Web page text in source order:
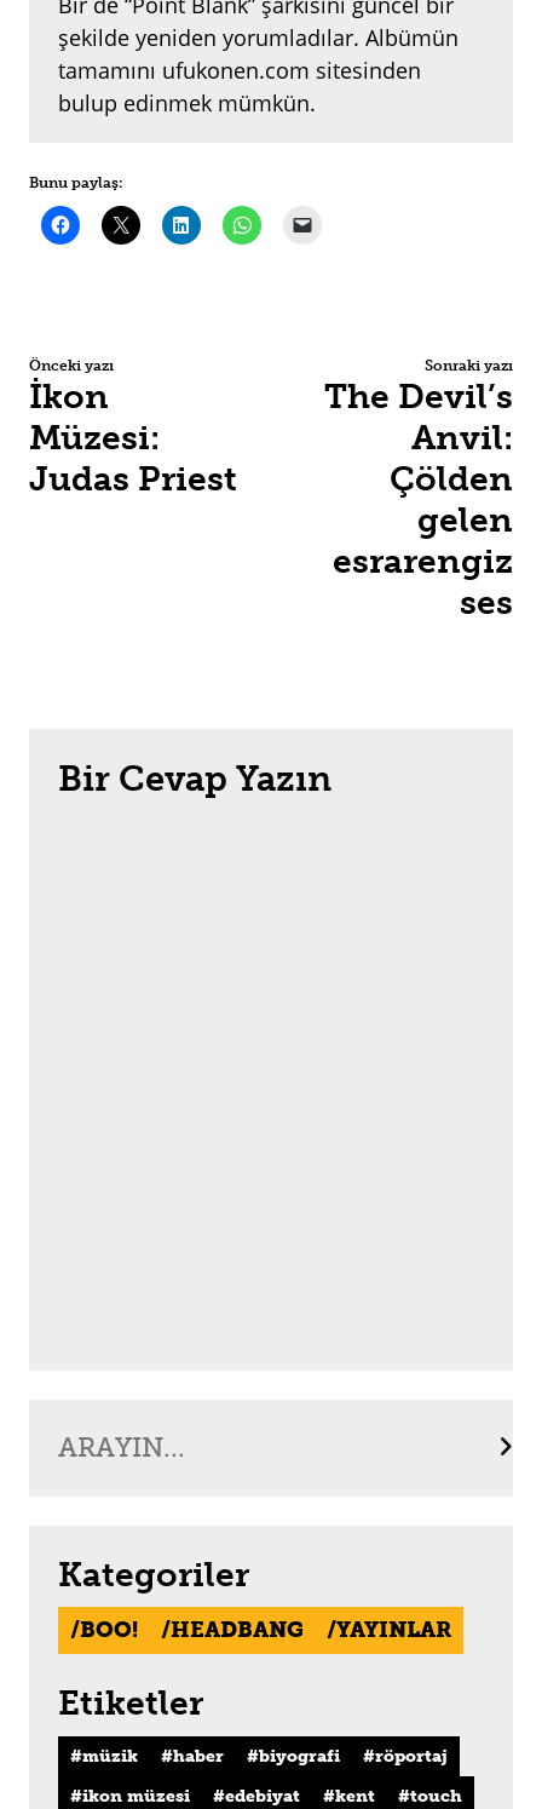
şekilde yeniden yorumladılar. Albümün
tamamını ufukonen.com sitesinden
bulup edinmek mümkün.
Bunu paylaş:
Önceki yazı
İkon
Müzesi:
Judas Priest
Sonraki yazı
The Devil’s
Anvil:
Çölden
gelen
esrarengiz
ses
Bir Cevap Yazın
Kategoriler
BOO! HEADBANG YAYINLAR
Etiketler
müzik haber biyografi
röportaj
ikon müzesi
edebiyat kent touch